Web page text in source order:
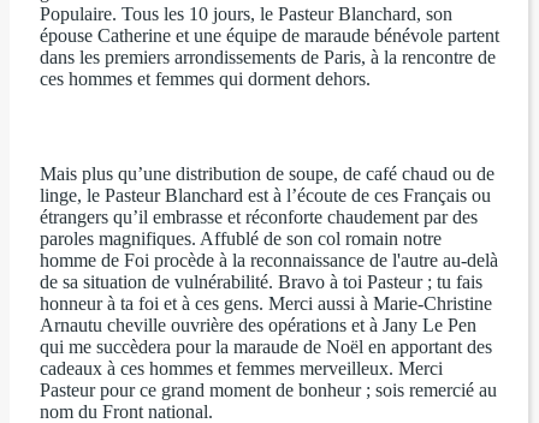
Populaire. Tous les 10 jours, le Pasteur Blanchard, son
épouse Catherine etune équipe de maraude bénévole partent
dans les premiers arrondissements de Paris, à la rencontre de
ces hommes et femmes qui dorment dehors.
Mais plus qu’une distribution de soupe, de café chaud ou de
linge, le Pasteur Blanchard est à l’écoute de ces Français ou
étrangers qu’il embrasse et réconforte chaudement par des
paroles magnifiques. Affublé de son col romain notre
homme de Foi procède à la reconnaissance de l'autre au-delà
de sa situation de vulnérabilité. Bravo à toi Pasteur ; tu fais
honneur à ta foi et à ces gens. Merci aussi à Marie-Christine
Arnautu cheville ouvrière des opérations et à Jany Le Pen
qui me succèdera pour la maraude de Noël en apportant des
cadeaux à ces hommes et femmes merveilleux. Merci
Pasteur pour ce grand moment de bonheur ; sois remercié au
nom du Front national.